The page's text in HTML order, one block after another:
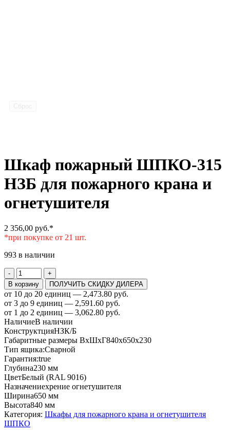
Шкаф пожарный ШПКО-315
НЗБ для пожарного крана и
огнетушителя
2 356,00 руб.*
*при покупке от 21 шт.
993 в наличии
-
Количество
товара
Шкаф
пожарный
ШПКО-315
НЗБ
для
пожарного
крана
и
огнетушителя
+
В корзину
ПОЛУЧИТЬ СКИДКУ ДИЛЕРА
от 10 до 20 единиц — 2,473.80 руб.
от 3 до 9 единиц — 2,591.60 руб.
от 1 до 2 единиц — 3,062.80 руб.
НаличиеВ наличии
КонструктцияНЗК/Б
Габаритные размеры ВхШхГ840х650х230
Тип ящика:Сварной
Гарантия:true
Глубина230 мм
ЦветБелый (RAL 9016)
Назначениехрение огнетушителя
Ширина650 мм
Высота840 мм
Категория: Шкафы для пожарного крана и огнетушителя
ШПКО